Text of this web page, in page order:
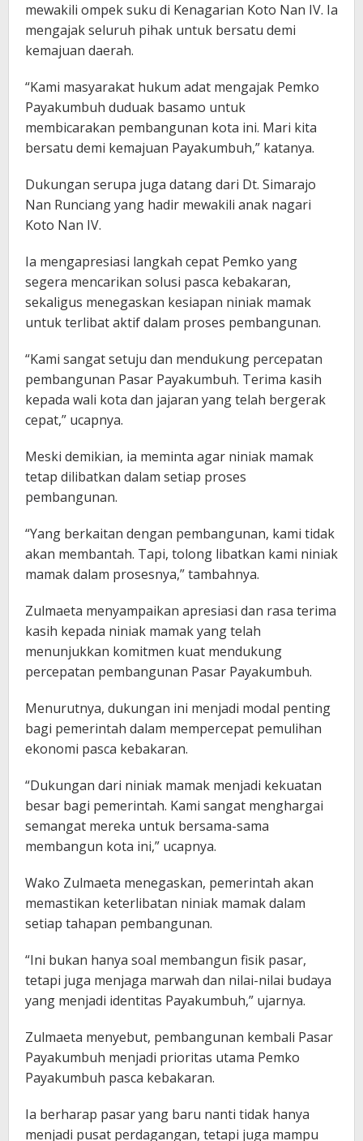
mewakili ompek suku di Kenagarian Koto Nan IV. Ia
mengajak seluruh pihak untuk bersatu demi
kemajuan daerah.
“Kami masyarakat hukum adat mengajak Pemko
Payakumbuh duduak basamo untuk
membicarakan pembangunan kota ini. Mari kita
bersatu demi kemajuan Payakumbuh,” katanya.
Dukungan serupa juga datang dari Dt. Simarajo
Nan Runciang yang hadir mewakili anak nagari
Koto Nan IV.
Ia mengapresiasi langkah cepat Pemko yang
segera mencarikan solusi pasca kebakaran,
sekaligus menegaskan kesiapan niniak mamak
untuk terlibat aktif dalam proses pembangunan.
“Kami sangat setuju dan mendukung percepatan
pembangunan Pasar Payakumbuh. Terima kasih
kepada wali kota dan jajaran yang telah bergerak
cepat,” ucapnya.
Meski demikian, ia meminta agar niniak mamak
tetap dilibatkan dalam setiap proses
pembangunan.
“Yang berkaitan dengan pembangunan, kami tidak
akan membantah. Tapi, tolong libatkan kami niniak
mamak dalam prosesnya,” tambahnya.
Zulmaeta menyampaikan apresiasi dan rasa terima
kasih kepada niniak mamak yang telah
menunjukkan komitmen kuat mendukung
percepatan pembangunan Pasar Payakumbuh.
Menurutnya, dukungan ini menjadi modal penting
bagi pemerintah dalam mempercepat pemulihan
ekonomi pasca kebakaran.
“Dukungan dari niniak mamak menjadi kekuatan
besar bagi pemerintah. Kami sangat menghargai
semangat mereka untuk bersama-sama
membangun kota ini,” ucapnya.
Wako Zulmaeta menegaskan, pemerintah akan
memastikan keterlibatan niniak mamak dalam
setiap tahapan pembangunan.
“Ini bukan hanya soal membangun fisik pasar,
tetapi juga menjaga marwah dan nilai-nilai budaya
yang menjadi identitas Payakumbuh,” ujarnya.
Zulmaeta menyebut, pembangunan kembali Pasar
Payakumbuh menjadi prioritas utama Pemko
Payakumbuh pasca kebakaran.
Ia berharap pasar yang baru nanti tidak hanya
menjadi pusat perdagangan, tetapi juga mampu